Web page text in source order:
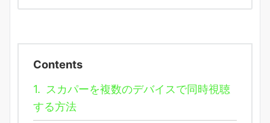
Contents
1. スカパーを複数のデバイスで同時視聴
する方法